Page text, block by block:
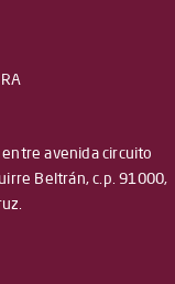
avenida circuito
Beltrán, c.p. 91000,